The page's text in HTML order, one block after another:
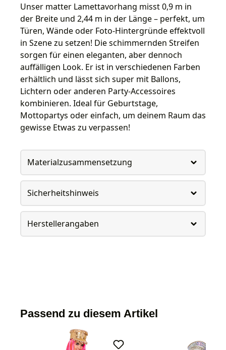
Unser matter Lamettavorhang misst 0,9 m in
der Breite und 2,44 m in der Länge – perfekt, um
Türen, Wände oder Foto-Hintergründe effektvoll
in Szene zu setzen! Die schimmernden Streifen
sorgen für einen eleganten, aber dennoch
auffälligen Look. Er ist in verschiedenen Farben
erhältlich und lässt sich super mit Ballons,
Lichtern oder anderen Party-Accessoires
kombinieren. Ideal für Geburtstage,
Mottopartys oder einfach, um deinem Raum das
gewisse Etwas zu verpassen!
Materialzusammensetzung
Sicherheitshinweis
Herstellerangaben
Passend zu diesem Artikel